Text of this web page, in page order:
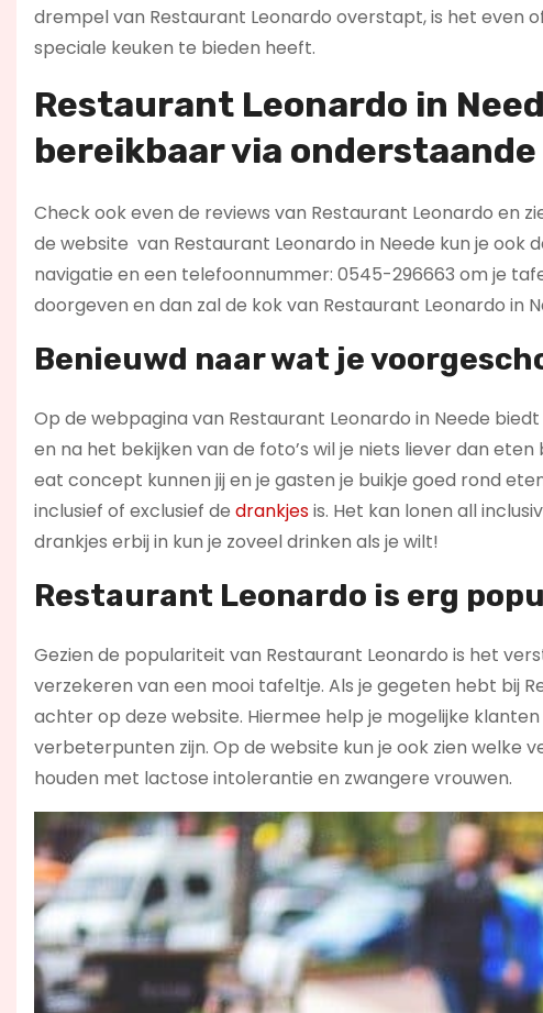
drempel van Restaurant Leonardo overstapt, is het even
speciale keuken te bieden heeft.
Restaurant Leonardo in
bereikbaar via
Check ook even de reviews van Restaurant Leonardo en
de website van Restaurant Leonardo in Neede kun je ook
navigatie en een telefoonnummer: 0545-296663 om je
doorgeven en dan zal de kok van Restaurant Leonardo in
Benieuwd naar wat je
Op de webpagina van Restaurant Leonardo in Neede
en na het bekijken van de foto’s wil je niets liever dan
eat concept kunnen jij en je gasten je buikje goed rond
inclusief of exclusief de drankjesis. Het kan lonen all
drankjes erbij in kun je zoveel drinken als je wilt!
Restaurant Leonardo is erg
Gezien de populariteit van Restaurant Leonardo is het
verzekeren van een mooi tafeltje. Als je gegeten hebt bij
achter op deze website. Hiermee help je mogelijke
verbeterpunten zijn. Op de website kun je ook zien welke
houden met lactose intolerantie en zwangere vrouwen.